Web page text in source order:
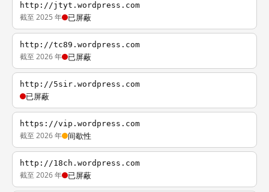
http://jtyt.wordpress.com
截至 2025 年 已屏蔽
http://tc89.wordpress.com
截至 2026 年 已屏蔽
http://5sir.wordpress.com
已屏蔽
https://vip.wordpress.com
截至 2026 年 间歇性
http://18ch.wordpress.com
截至 2026 年 已屏蔽